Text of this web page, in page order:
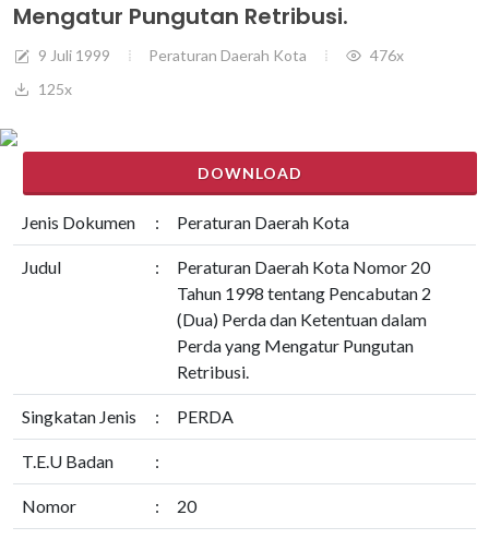
Mengatur Pungutan Retribusi.
9 Juli 1999 Peraturan Daerah Kota
476x
125x
DOWNLOAD
Jenis Dokumen : Peraturan Daerah Kota
Judul :
Peraturan Daerah Kota Nomor 20
Tahun 1998 tentang Pencabutan 2
(Dua) Perda dan Ketentuan dalam
Perda yang Mengatur Pungutan
Retribusi.
Singkatan Jenis : PERDA
T.E.U Badan :
Nomor : 20